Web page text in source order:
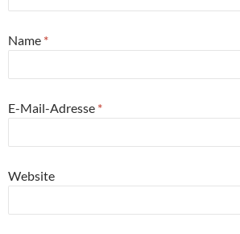
Name *
E-Mail-Adresse *
Website